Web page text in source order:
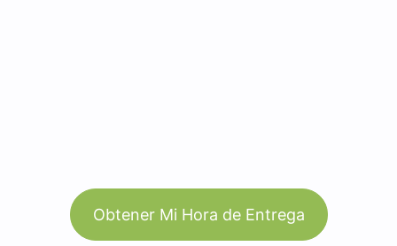
Obtener Mi Hora de Entrega